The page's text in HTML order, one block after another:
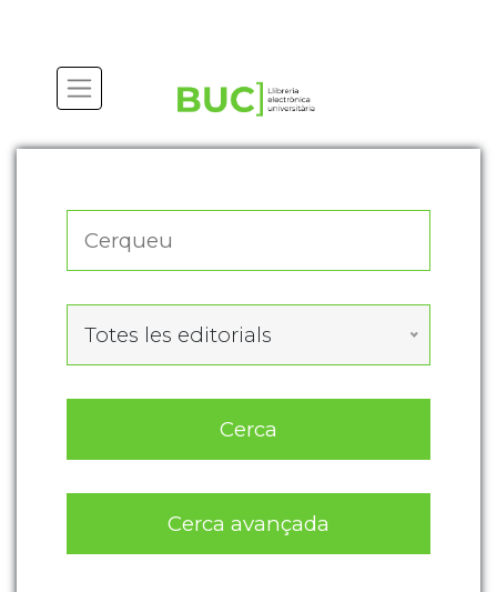
Totes les editorials
Cerca
Cerca avançada